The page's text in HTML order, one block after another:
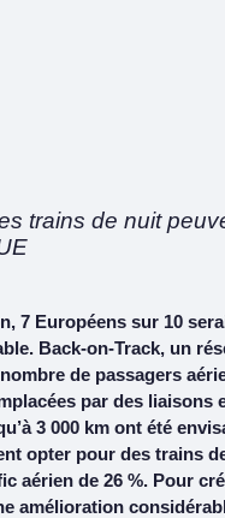
trains de nuit
7 Européens sur 10
Back-on-Track, un
de passagers
par des liaisons
3 000 km ont été
opter pour des trains
aérien de 26 %. Pour
amélioration